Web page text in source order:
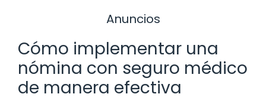
Anuncios
Cómo implementar una
nómina con seguro médico
de manera efectiva